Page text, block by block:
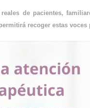
reales de pacientes,
recoger estas